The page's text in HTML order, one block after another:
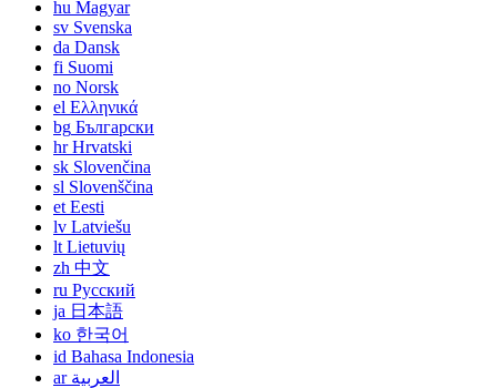
hu Magyar
sv Svenska
da Dansk
fi Suomi
no Norsk
el Ελληνικά
bg Български
hrHrvatski
sk Slovenčina
sl Slovenščina
et Eesti
lv Latviešu
lt Lietuvių
zh 中文
ru Русский
ja 日本語
ko 한국어
id Bahasa Indonesia
ar العربية